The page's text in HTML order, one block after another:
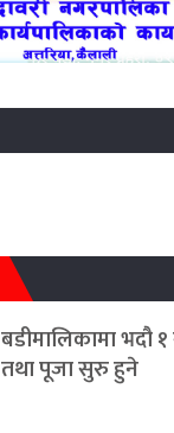
बडीमालिकामा भदौ
तथा पूजा सुरु हुने